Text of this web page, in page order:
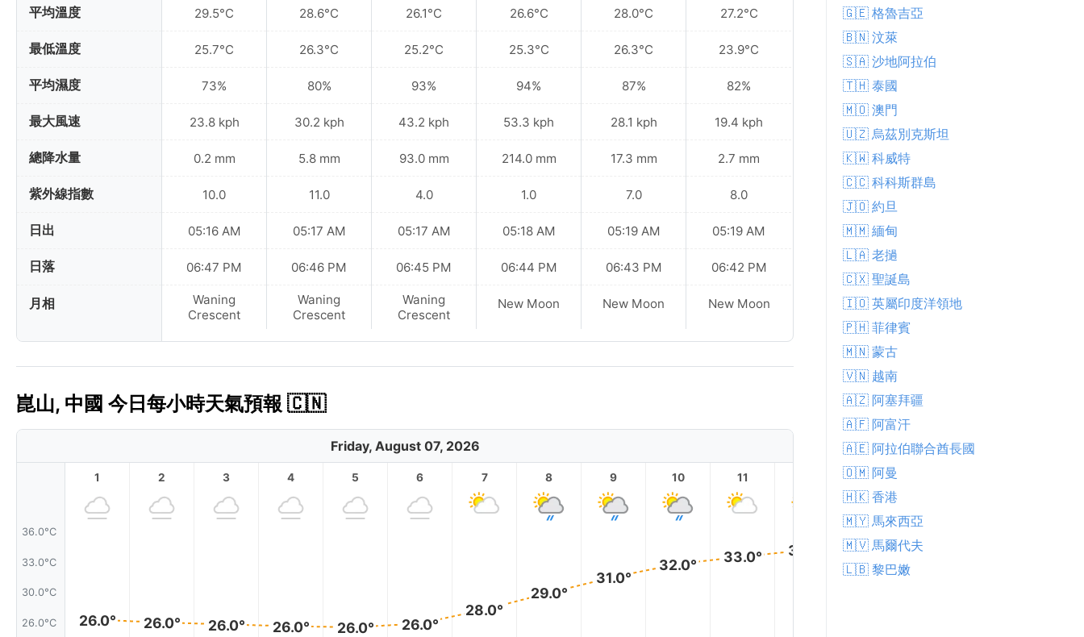
平均溫度
最低溫度
平均濕度
最大風速
總降水量
紫外線指數
日出
日落
月相
29.5°C
25.7°C
73%
23.8 kph
0.2 mm
10.0
05:16 AM
06:47 PM
Waning
Crescent
28.6°C
26.3°C
80%
30.2 kph
5.8 mm
11.0
05:17 AM
06:46 PM
Waning
Crescent
26.1°C
25.2°C
93%
43.2 kph
93.0 mm
4.0
05:17 AM
06:45 PM
Waning
Crescent
26.6°C
25.3°C
94%
53.3 kph
214.0 mm
1.0
05:18 AM
06:44 PM
New Moon
28.0°C
26.3°C
87%
28.1 kph
17.3 mm
7.0
05:19 AM
06:43 PM
New Moon
27.2°C
23.9°C
82%
19.4 kph
2.7 mm
8.0
05:19 AM
06:42 PM
New Moon
崑山, 中國 今日每小時天氣預報 🇨🇳
Friday, August 07, 2026
36.0°C
33.0°C
30.0°C
26.0°C
1
26.0°
2
26.0°
3
26.0°
4
26.0°
5
26.0°
6
26.0°
7
28.0°
8
29.0°
9
31.0°
10
32.0°
11
33.0° 34.0°
13
34.0° 34.0°
🇬🇪 格魯吉亞
🇧🇳 汶萊
🇸🇦 沙地阿拉伯
🇹🇭 泰國
🇲🇴 澳門
🇺🇿 烏茲別克斯坦
🇰🇼 科威特
🇨🇨 科科斯群島
🇯🇴 約旦
🇲🇲 緬甸
🇱🇦 老撾
🇨🇽 聖誕島
🇮🇴 英屬印度洋領地
🇵🇭 菲律賓
🇲🇳 蒙古
🇻🇳 越南
🇦🇿 阿塞拜疆
🇦🇫 阿富汗
🇦🇪 阿拉伯聯合酋長國
🇴🇲 阿曼
🇭🇰 香港
🇲🇾 馬來西亞
🇲🇻 馬爾代夫
🇱🇧 黎巴嫩